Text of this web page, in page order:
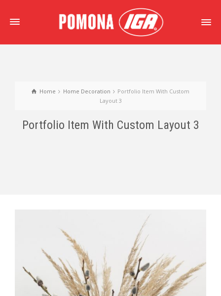
Home Home Decoration
Portfolio Item With Custom
Layout 3
Portfolio Item With Custom Layout 3